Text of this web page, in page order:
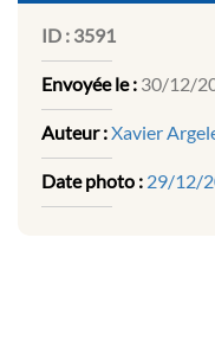
ID : 3591
Envoyée le : 30/12/
Auteur :Xavier
Date photo : 29/12/